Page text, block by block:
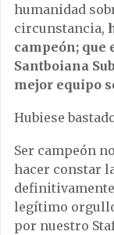
humanidad
circunstancia,
campeón; que
Santboiana
mejor equipo
Hubiese
Ser campeón
hacer constar
legítimo
por nuestro